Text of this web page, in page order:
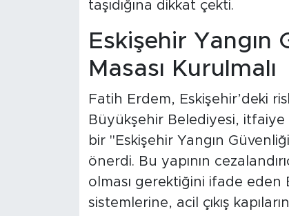
taşıdığına dikkat çekti.
Eskişehir Yangın
Masası Kurulmalı
Fatih Erdem, Eskişehir’deki
Büyükşehir Belediyesi, itfaiye
bir "Eskişehir Yangın
önerdi. Bu yapının
olması gerektiğini ifade
sistemlerine, acil çıkış